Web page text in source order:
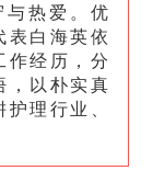
与热爱。优
表白海英依
作经历，分
，以朴实真
理行业、